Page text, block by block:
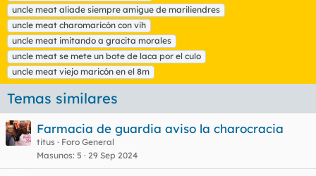
uncle meat aliade siempre amigue de mariliendres
uncle meat charomaricón con vih
uncle meat imitando a gracita morales
uncle meat se mete un bote de laca por el culo
uncle meat viejo maricón en el 8m
Temas similares
Farmacia de guardia aviso la charocracia
titus
Foro General
Masunos 5 29 Sep 2024